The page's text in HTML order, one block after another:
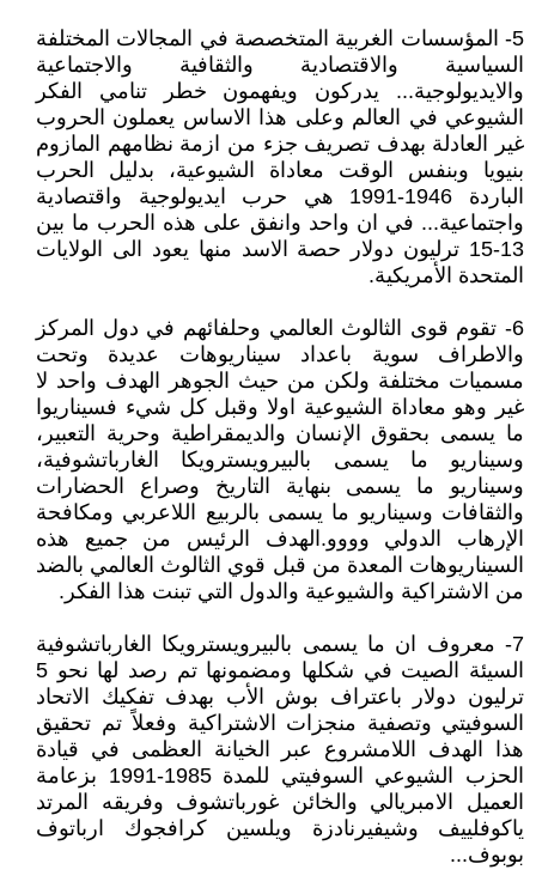
5- المؤسسات الغربية المتخصصة في المجالات المختلفة
السياسية والاقتصادية والثقافية والاجتماعية
والايديولوجية... يدركون ويفهمون خطر تنامي الفكر
الشيوعي في العالم وعلى هذا الاساس يعملون الحروب
غير العادلة بهدف تصريف جزء من ازمة نظامهم المازوم
بنيويا وبنفس الوقت معاداة الشيوعية، بدليل الحرب
الباردة 1946-1991 هي حرب ايديولوجية واقتصادية
واجتماعية... في ان واحد وانفق على هذه الحرب ما بين
13-15 ترليون دولار حصة الاسد منها يعود الى الولايات
المتحدة الأمريكية.
6- تقوم قوى الثالوث العالمي وحلفائهم في دول المركز
والاطراف سوية باعداد سيناريوهات عديدة وتحت
مسميات مختلفة ولكن من حيث الجوهر الهدف واحد لا
غير وهو معاداة الشيوعية اولا وقبل كل شيء فسيناريوا
ما يسمى بحقوق الإنسان والديمقراطية وحرية التعبير،
وسيناريو ما يسمى بالبيرويسترويكا الغارباتشوفية،
وسيناريو ما يسمى بنهاية التاريخ وصراع الحضارات
والثقافات وسيناريو ما يسمى بالربيع اللاعربي ومكافحة
الإرهاب الدولي وووو.الهدف الرئيس من جميع هذه
السيناريوهات المعدة من قبل قوي الثالوث العالمي بالضد
من الاشتراكية والشيوعية والدول التي تبنت هذا الفكر.
7- معروف ان ما يسمى بالبيرويسترويكا الغارباتشوفية
السيئة الصيت في شكلها ومضمونها تم رصد لها نحو 5
ترليون دولار باعتراف بوش الأب بهدف تفكيك الاتحاد
السوفيتي وتصفية منجزات الاشتراكية وفعلاً تم تحقيق
هذا الهدف اللامشروع عبر الخيانة العظمى في قيادة
الحزب الشيوعي السوفيتي للمدة 1985-1991 بزعامة
العميل الامبريالي والخائن غورباتشوف وفريقه المرتد
ياكوفلييف وشيفيرنادزة ويلسين كرافجوك ارباتوف
بوبوف...